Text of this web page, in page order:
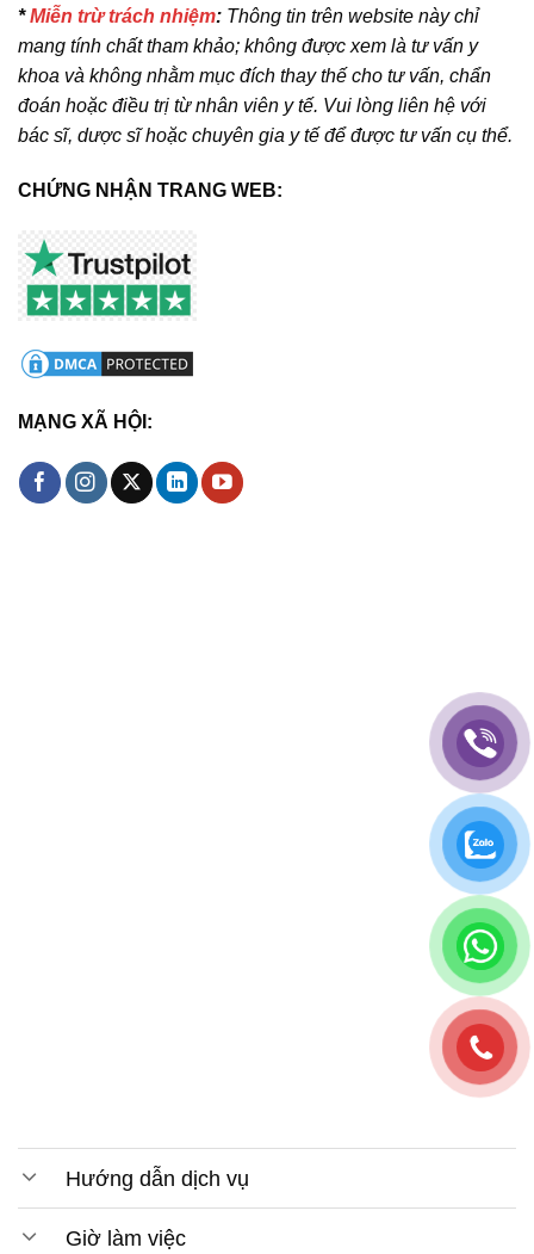
*Miễn trừ trách nhiệm: Thông tin trên website này chỉ
mang tính chất tham khảo; không được xem là tư vấn y
khoa và không nhằm mục đích thay thế cho tư vấn, chẩn
đoán hoặc điều trị từ nhân viên y tế. Vui lòng liên hệ với
bác sĩ, dược sĩ hoặc chuyên gia y tế để được tư vấn cụ thể.
CHỨNG NHẬN TRANG WEB:
MẠNG XÃ HỘI:
Hướng dẫn dịch vụ
Giờ làm việc